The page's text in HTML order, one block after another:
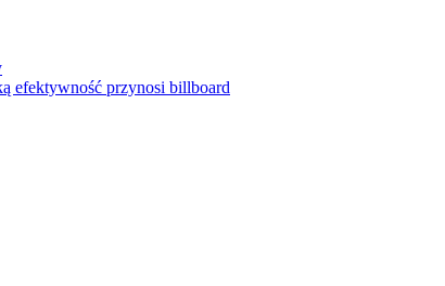
efektywność przynosi billboard